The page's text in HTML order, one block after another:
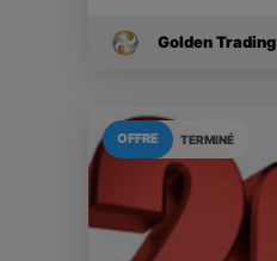
Golden Trading
TERMINÉ
OFFRE